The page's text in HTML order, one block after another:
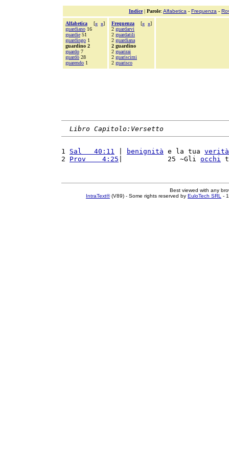
Indice| Parole: Alfabetica - Frequenza -
Alfabetica [« »]
guardiano 16
guardie 51
guardingo 1
guardino 2
guardo 7
guardò 28
guarendo 1
Frequenza [« »]
2 guardarvi
2 guardatili
2 guardiana
2 guardino
2 guarirai
2 guariscimi
2 guarisco
Libro Capitolo:Versetto
1 Sal   40:11 benignità e la tua verità
2 Prov    4:25 |           25 ~Gli occhi
Best viewed with any
IntraText®(V89) - Some rights reserved by EuloTech SRL -